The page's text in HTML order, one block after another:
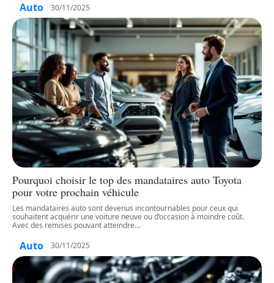
Auto 30/11/2025
Pourquoi choisir le top des mandataires auto Toyota
pour votre prochain véhicule
Les mandataires auto sont devenus incontournables pour ceux qui
souhaitent acquérir une voiture neuve ou d’occasion à moindre coût.
Avec des remises pouvant atteindre…
Auto 30/11/2025